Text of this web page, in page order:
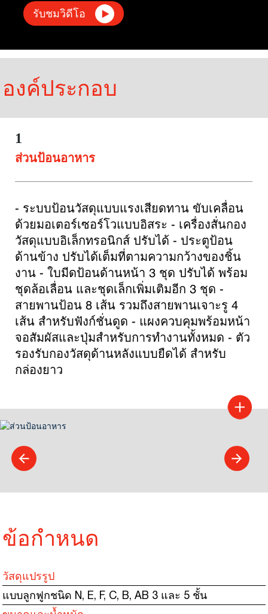
รับชมวิดีโอ
องค์ประกอบ
1
ส่วนป้อนอาหาร
- ระบบป้อนวัสดุแบบแรงเสียดทาน ขับเคลื่อน
ด้วยมอเตอร์เซอร์โวแบบอิสระ - เครื่องสั่นกอง
วัสดุแบบอิเล็กทรอนิกส์ ปรับได้ - ประตูป้อน
ด้านข้าง ปรับได้เต็มที่ตามความกว้างของชิ้น
งาน - ใบมีดป้อนด้านหน้า 3 ชุด ปรับได้ พร้อม
ชุดล้อเลื่อน และชุดเล็กเพิ่มเติมอีก 3 ชุด -
สายพานป้อน 8 เส้น รวมถึงสายพานเจาะรู 4
เส้น สำหรับฟังก์ชั่นดูด - แผงควบคุมพร้อมหน้า
จอสัมผัสและปุ่มสำหรับการทำงานทั้งหมด - ตัว
รองรับกองวัสดุด้านหลังแบบยืดได้ สำหรับ
กล่องยาว
ข้อกำหนด
วัสดุแปรรูป
แบบลูกฟูกชนิด N, E, F, C, B, AB 3 และ 5 ชั้น